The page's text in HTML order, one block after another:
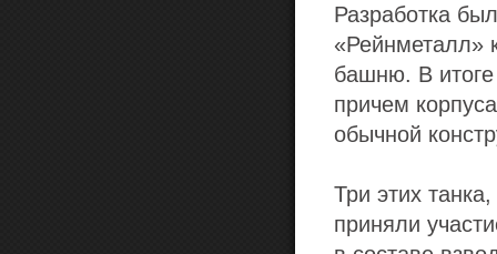
Разработка
«Рейнметалл»
башню. В
причем
обычной
Три этих
приняли